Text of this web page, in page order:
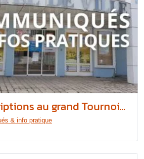
au grand Tournoi...
& info pratique